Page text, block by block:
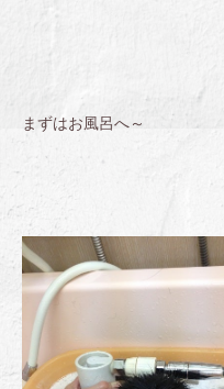
まずはお風呂へ～